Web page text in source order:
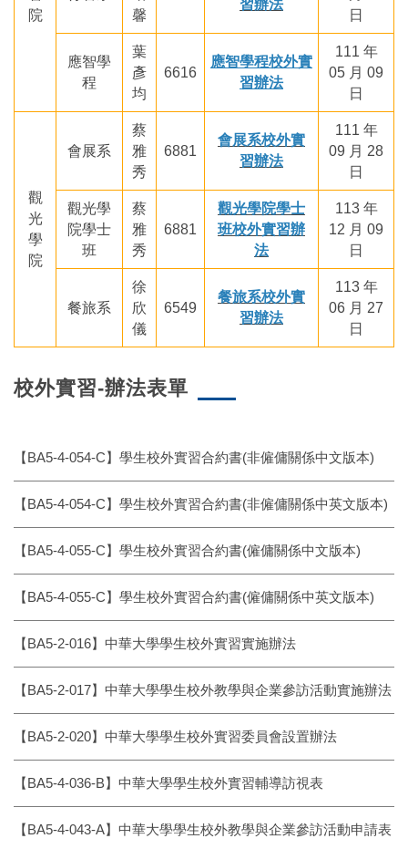
院
馨
習辦法
日
應智學
程
葉
彥
均
6616
應智學程校外實
習辦法
111 年
05 月 09
日
觀
光
學
院
會展系
蔡
雅
秀
6881
會展系校外實
習辦法
111 年
09 月 28
日
觀光學
院學士
班
蔡
雅
秀
6881
觀光學院學士
班校外實習辦
法
113 年
12 月 09
日
餐旅系
徐
欣
儀
6549
餐旅系校外實
習辦法
113 年
06 月 27
日
校外實習-辦法表單
【BA5-4-054-C】學生校外實習合約書(非僱傭關係中文版本)
【BA5-4-054-C】學生校外實習合約書(非僱傭關係中英文版本)
【BA5-4-055-C】學生校外實習合約書(僱傭關係中文版本)
【BA5-4-055-C】學生校外實習合約書(僱傭關係中英文版本)
【BA5-2-016】中華大學學生校外實習實施辦法
【BA5-2-017】中華大學學生校外教學與企業參訪活動實施辦法
【BA5-2-020】中華大學學生校外實習委員會設置辦法
【BA5-4-036-B】中華大學學生校外實習輔導訪視表
【BA5-4-043-A】中華大學學生校外教學與企業參訪活動申請表